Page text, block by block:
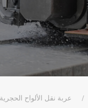
/ عربة نقل الألواح